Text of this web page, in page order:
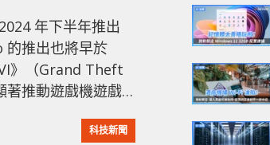
年下半年推出
的推出也將早於
》（Grand Theft
推動遊戲機遊戲銷
，比 PS4 早三年面
科技新聞